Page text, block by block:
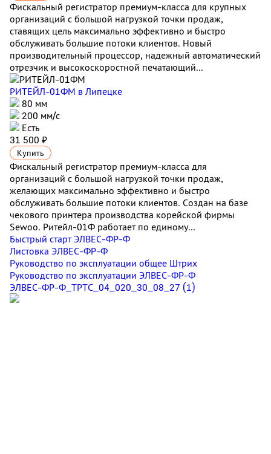
Фискальный регистратор премиум-класса для крупных
организаций с большой нагрузкой точки продаж,
ставящих цель максимально эффективно и быстро
обслуживать большие потоки клиентов. Новый
производительный процессор, надежный автоматический
отрезчик и высокоскоростной печатающий...
РИТЕЙЛ-01ФМ в Липецке
80 мм
200 мм/с
Есть
31 500 ₽
Купить
Фискальный регистратор премиум-класса для
организаций с большой нагрузкой точки продаж,
желающих максимально эффективно и быстро
обслуживать большие потоки клиентов. Создан на базе
чекового принтера производства корейской фирмы
Sewoo. Ритейл-01Ф работает по единому...
Быстрый старт ЭЛВЕС-ФР-Ф
Листовка ЭЛВЕС-ФР-Ф
Руководство по эксплуатации общее Штрих
Руководство по эксплуатации ЭЛВЕС-ФР-Ф
ЭЛВЕС-ФР-Ф_ТРТС_04_020_30_08_27 (1)